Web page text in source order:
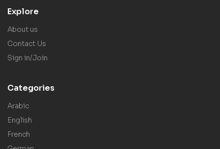
Explore
About us
Contact Us
Sign in/Join
Categories
Arabic
English
French